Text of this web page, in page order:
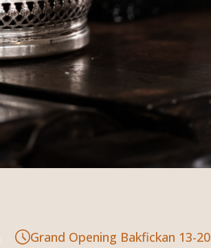
Grand Opening Bakfickan 13-20